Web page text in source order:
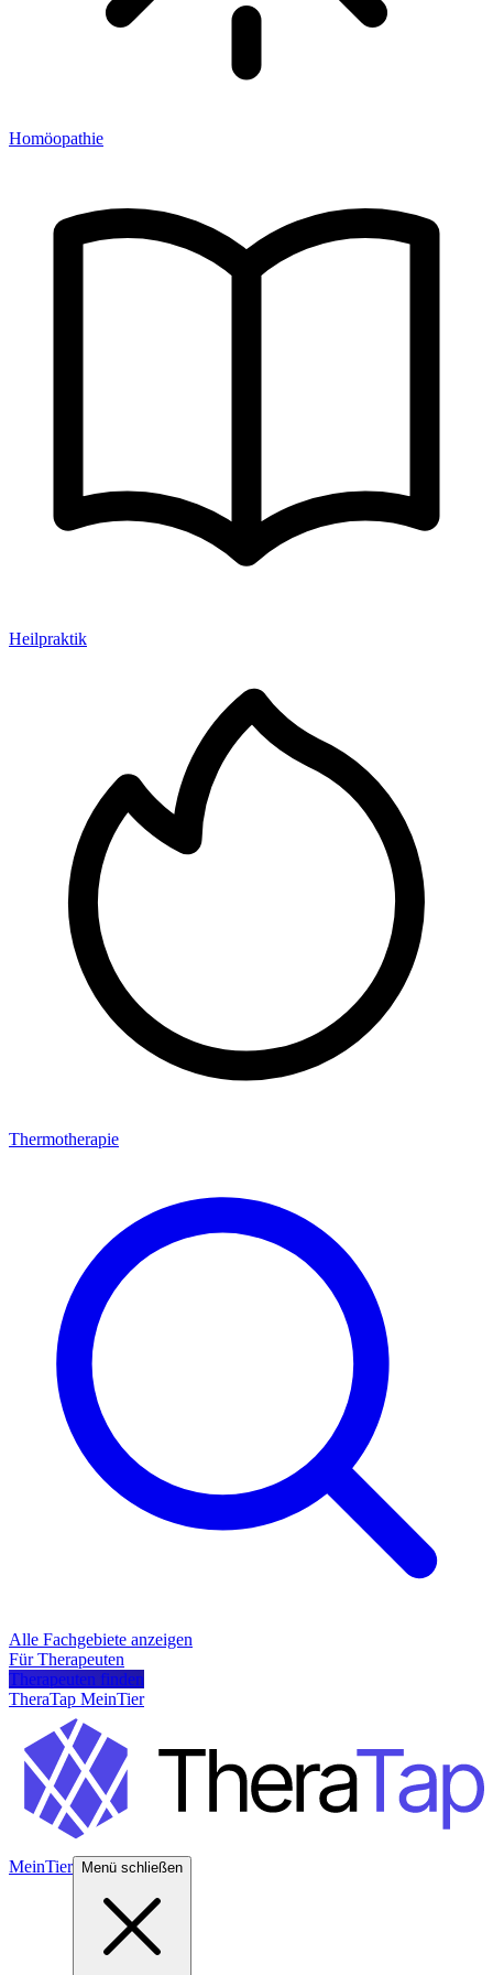
Homöopathie
Heilpraktik
Thermotherapie
Alle Fachgebiete anzeigen
Für Therapeuten
Therapeuten finden
TheraTap MeinTier
MeinTier Menü schließen